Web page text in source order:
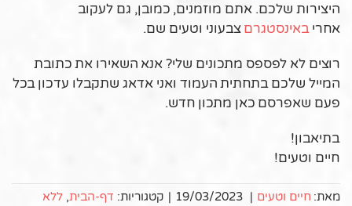
היצירות שלכם. אתם מוזמנים, כמובן, גם לעקוב
אחריבאינסטגרםצבעוני וטעים שם.
רוצים לא לפספס מתכונים שלי? אנא השאירו את כתובת
המייל שלכם בתחתית העמוד ואני אדאג שתקבלו עדכון בכל
פעם שאפרסם כאן מתכון חדש.
בתיאבון!
חיים וטעים!
מאת: חיים וטעים |
19/03/2023 קטגוריות: דף-הבית, ללא